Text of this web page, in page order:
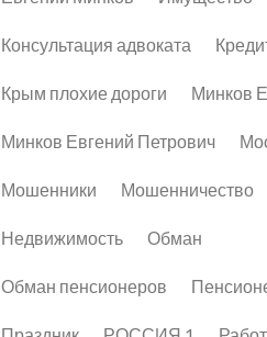
Консультация адвоката
Крым плохие дороги Минков
Минков Евгений Петрович
Мошенники Мошенничество
Недвижимость Обман
Обман пенсионеров